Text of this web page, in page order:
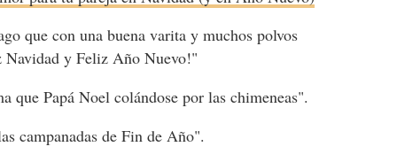
que con una buena varita y muchos polvos
Navidad y Feliz Año Nuevo!"
que Papá Noel colándose por las chimeneas".
campanadas de Fin de Año".